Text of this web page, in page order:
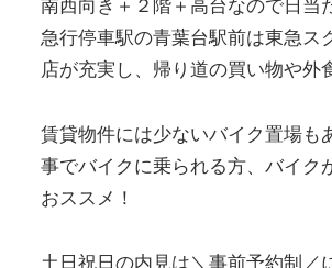
南西向き＋２階＋高台なので日当
急行停車駅の青葉台駅前は東急ス
店が充実し、帰り道の買い物や外
賃貸物件には少ないバイク置場も
事でバイクに乗られる方、バイク
おススメ！
土日祝日の内見は＼事前予約制／